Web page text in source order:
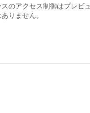
スのアクセス制御はプレビ
りません。